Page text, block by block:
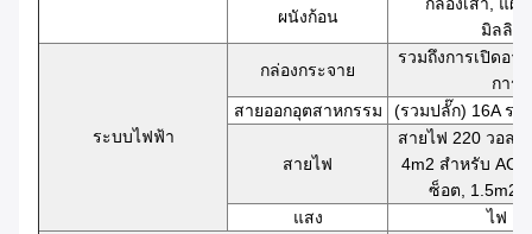
ผนังก้อน
มิลลิเ
ระบบไฟฟ้า
กล่องกระจาย
รวมถึงการเปิดอา
การ
สายออกอุตสาหกรรม
(รวมปลั๊ก) 16A รว
สายไฟ
สายไฟ 220 วอลต์
4m2 สําหรับ AC,
ซ็อต, 1.5m2
แสง
ไฟ